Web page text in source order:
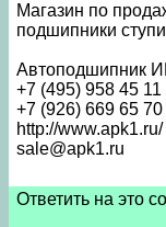
Магазин по
подшипники
Автоподшипник
+7 (495) 958 45 11
+7 (926) 669 65 70
http://www.apk1.ru/
sale@apk1.ru
Ответить на это